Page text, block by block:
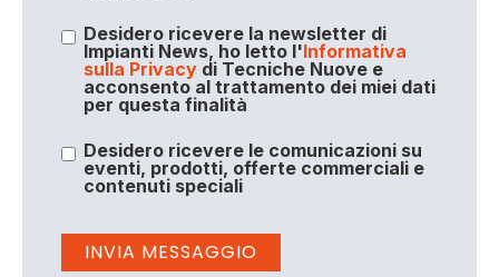
Desidero ricevere la newsletter di
Impianti News, ho letto l'Informativa
sulla Privacydi Tecniche Nuove e
acconsento al trattamento dei miei dati
per questa finalità
Desidero ricevere le comunicazioni su
eventi, prodotti, offerte commerciali e
contenuti speciali